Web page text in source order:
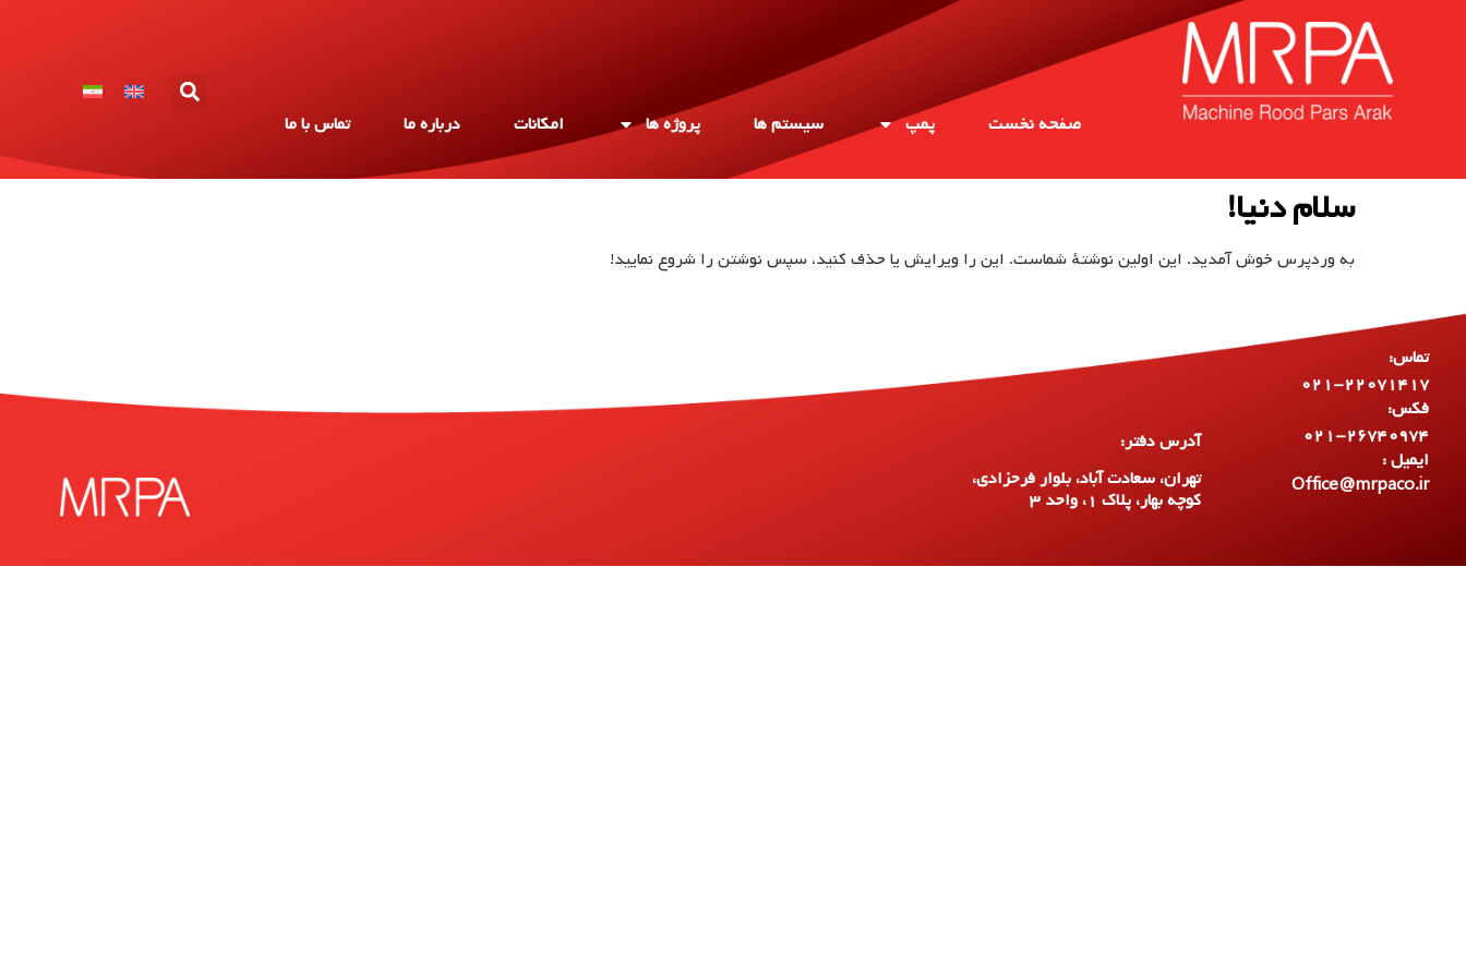
صفحه نخست پمپ سیستم ها پروژه ها امکانات درباره ما تماس با ما
سلام دنیا!
به وردپرس خوش آمدید. این اولین نوشتهٔ شماست. این را ویرایش یا حذف کنید، سپس نوشتن را شروع نمایید!
تماس:
۰۲۱-۲۲۰۷۱۴۱۷
فکس:
۰۲۱-۲۶۷۴۰۹۷۴
ایمیل :
Office@mrpaco.ir
آدرس دفتر:
تهران، سعادت آباد، بلوار فرحزادی،
کوچه بهار، پلاک ۱، واحد ۳